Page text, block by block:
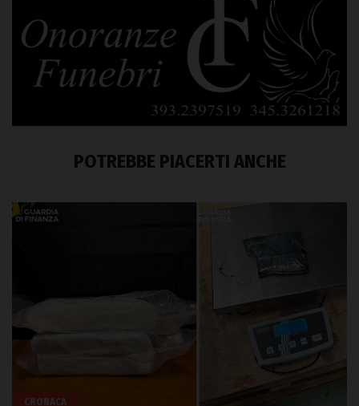
POTREBBE PIACERTI ANCHE
CRONACA